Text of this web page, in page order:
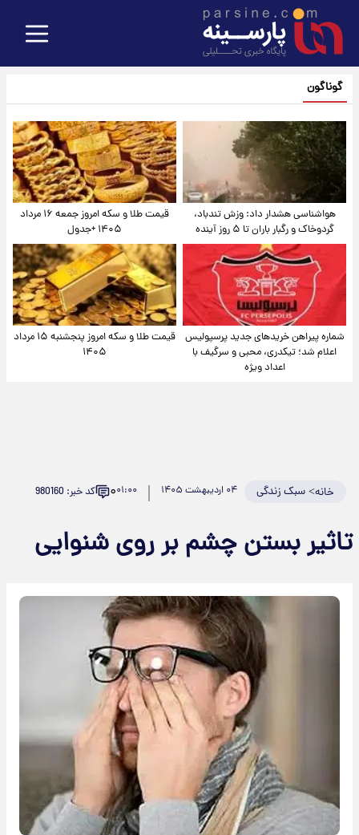
گوناگون
هواشناسی هشدار داد: وزش تندباد،
گردوخاک و رگبار باران تا ۵ روز آینده
قیمت طلا و سکه امروز جمعه ۱۶ مرداد
۱۴۰۵ +جدول
شماره پیراهن خریدهای جدید پرسپولیس
اعلام شد؛ تیکدری، محبی و سرگیف با
اعداد ویژه
قیمت طلا و سکه امروز پنجشنبه ۱۵ مرداد
۱۴۰۵
خانه>سبک زندگی ۰۴ اردیبهشت ۱۴۰۵ ۰۱:۰۰۰ کد خبر: 980160
تاثیر بستن چشم بر روی شنوایی